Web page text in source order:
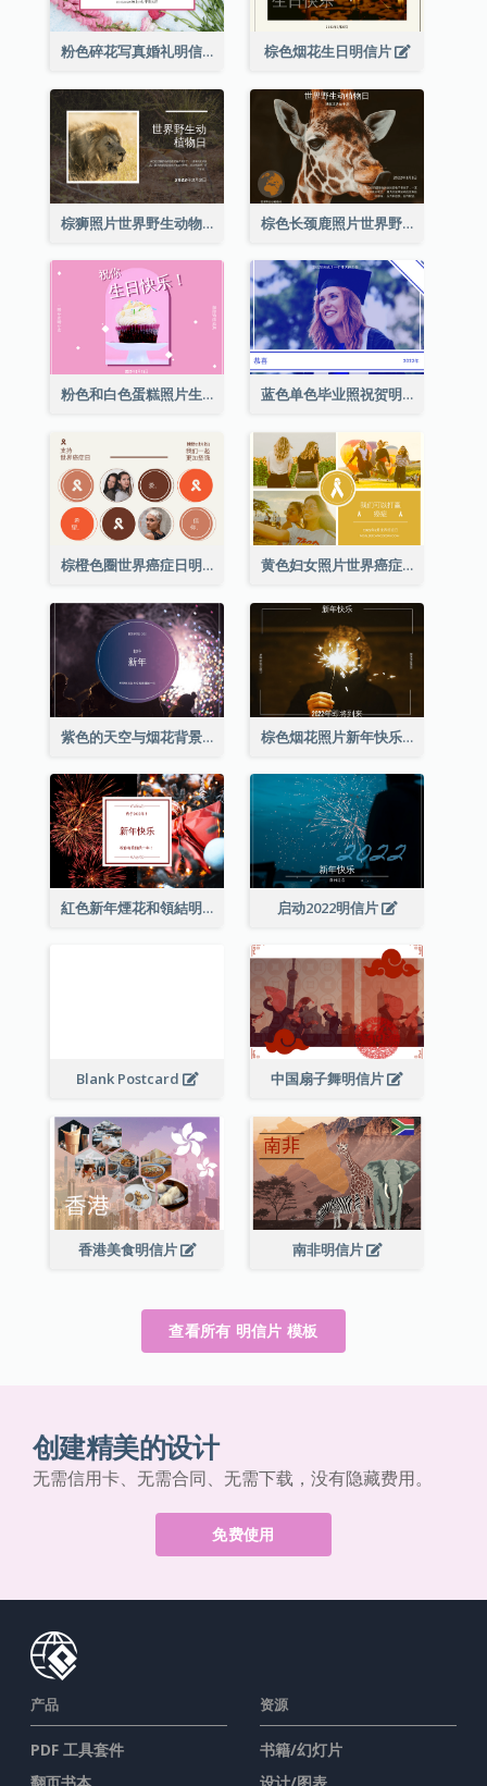
粉色碎花写真婚礼明信片 棕色烟花生日明信片
棕狮照片世界野生动物日明信片 棕色长颈鹿照片世界野生动物日明信片
粉色和白色蛋糕照片生日明信片 蓝色单色毕业照祝贺明信片
棕橙色圈世界癌症日明信片 黄色妇女照片世界癌症日明信片
紫色的天空与烟花背景新年明信片 棕色烟花照片新年快乐明信片
紅色新年煙花和領結明信片 启动2022明信片
Blank Postcard 中国扇子舞明信片
香港美食明信片 南非明信片
查看所有 明信片 模板
创建精美的设计
无需信用卡、无需合同、无需下载，没有隐藏费用。
免费使用
产品
PDF 工具套件
资源
书籍/幻灯片